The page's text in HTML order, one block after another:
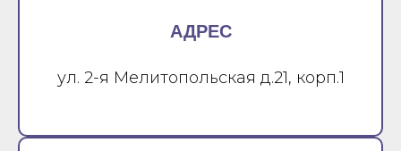
АДРЕС
ул. 2-я Мелитопольская д.21, корп.1